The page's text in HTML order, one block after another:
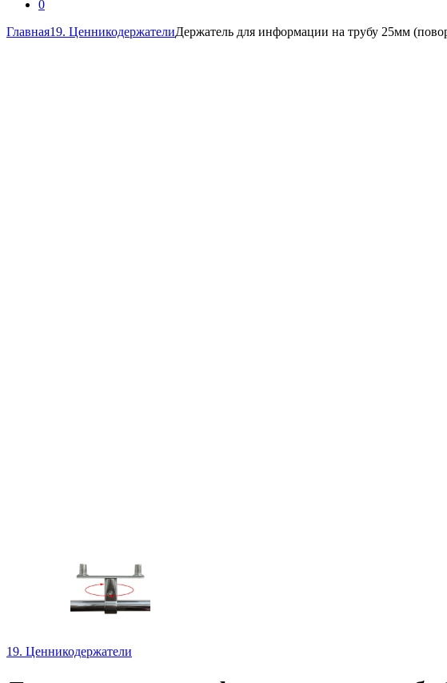
0
Главная19. ЦенникодержателиДержатель для информации на трубу 25мм
19. Ценникодержатели